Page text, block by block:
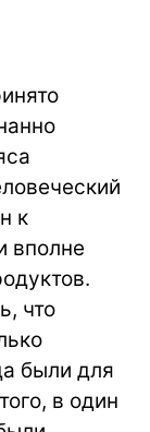
к
вполне
что
были для
в один